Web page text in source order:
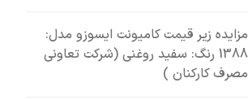
مزایده زیر قیمت کامیونت ایسوزو مدل:
1388 رنگ: سفید روغنی (شرکت تعاونی
مصرف کارکنان )